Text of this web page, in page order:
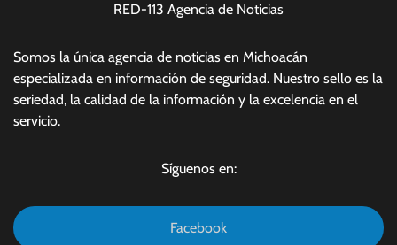
RED-113 Agencia de Noticias
Somos la única agencia de noticias en Michoacán
especializada en información de seguridad. Nuestro sello es la
seriedad, la calidad de la información y la excelencia en el
servicio.
Síguenos en:
Facebook